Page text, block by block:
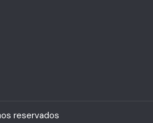
reservados